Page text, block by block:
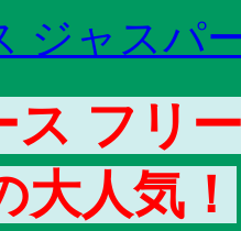
ジャスパ
ス フリ
大人気！